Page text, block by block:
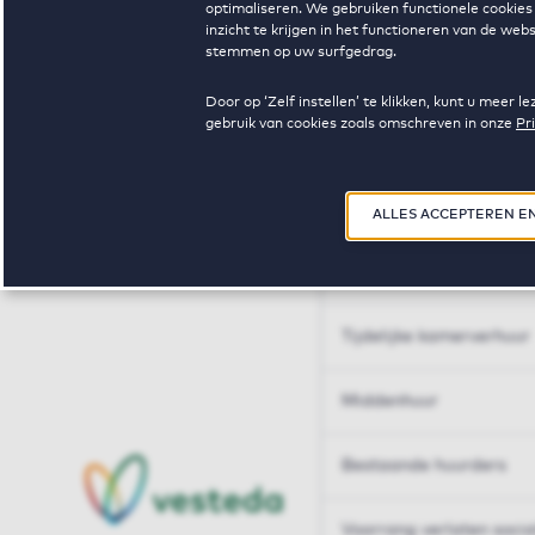
optimaliseren. We gebruiken functionele
inzicht te krijgen in het functioneren van de
stemmen op uw surfgedrag.
Door op ‘Zelf instellen’ te klikken, kunt u meer
gebruik van cookies zoals omschreven in onze
ALLES ACCEPTEREN
Huren op maat
Tijdelijke kamerverhuur
Middenhuur
Bestaande huurders
Voorrang verlaten